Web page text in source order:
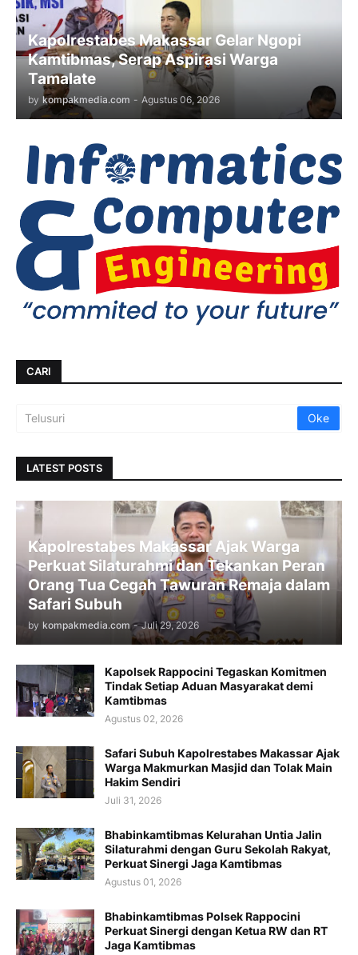
Kapolrestabes Makassar Gelar Ngopi
Kamtibmas, Serap Aspirasi Warga
Tamalate
by kompakmedia.com - Agustus 06, 2026
CARI
LATEST POSTS
Kapolrestabes Makassar Ajak Warga
Perkuat Silaturahmi dan Tekankan Peran
Orang Tua Cegah Tawuran Remaja dalam
Safari Subuh
by kompakmedia.com - Juli 29, 2026
Kapolsek Rappocini Tegaskan Komitmen
Tindak Setiap Aduan Masyarakat demi
Kamtibmas
Agustus 02, 2026
Safari Subuh Kapolrestabes Makassar Ajak
Warga Makmurkan Masjid dan Tolak Main
Hakim Sendiri
Juli 31, 2026
Bhabinkamtibmas Kelurahan Untia Jalin
Silaturahmi dengan Guru Sekolah Rakyat,
Perkuat Sinergi Jaga Kamtibmas
Agustus 01, 2026
Bhabinkamtibmas Polsek Rappocini
Perkuat Sinergi dengan Ketua RW dan RT
Jaga Kamtibmas